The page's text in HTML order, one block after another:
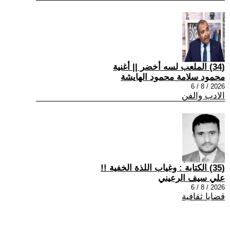
(34) الملعب لسه أخضر || أغنية
محمود سلامة محمود الهايشة
2026 / 8 / 6
الادب والفن
(35) الكتابة : وغياب اللذة الخفية !!
علي سيف الرعيني
2026 / 8 / 6
قضايا ثقافية